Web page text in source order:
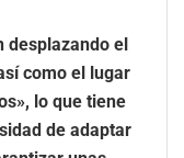
desplazando el
como el lugar
lo que tiene
de adaptar